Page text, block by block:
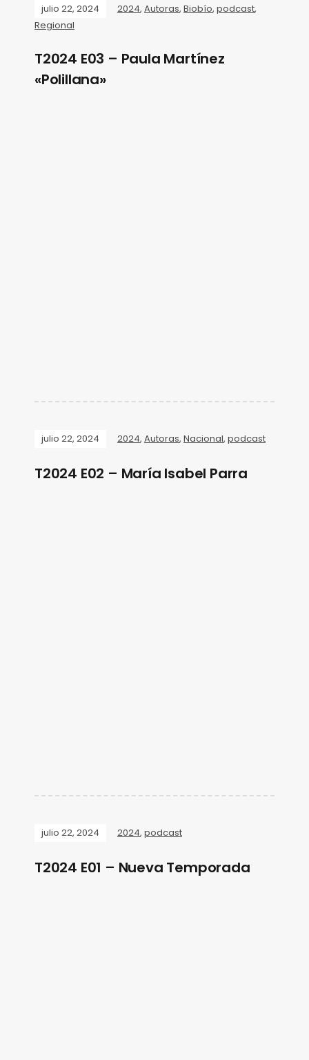
julio 22, 2024 2024, Autoras, Biobío, podcast,
Regional
T2024 E03 – Paula Martínez
«Polillana»
julio 22, 2024 2024, Autoras, Nacional, podcast
T2024 E02 – María Isabel Parra
julio 22, 2024 2024, podcast
T2024 E01 – Nueva Temporada